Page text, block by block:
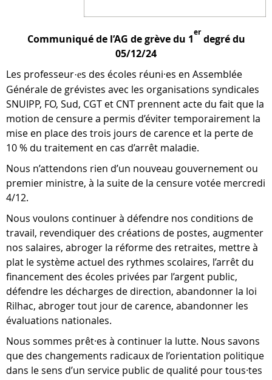
Communiqué de l’AG de grève du 1
er
degré du
05/12/24
Les professeur·es des écoles réuni·es en Assemblée
Générale de grévistes avec les organisations syndicales
SNUIPP, FO, Sud, CGT et CNT prennent acte du fait que la
motion de censure a permis d’éviter temporairement la
mise en place des trois jours de carence et la perte de
10 % du traitement en cas d’arrêt maladie.
Nous n’attendons rien d’un nouveau gouvernement ou
premier ministre, à la suite de la censure votée mercredi
4/12.
Nous voulons continuer à défendre nos conditions de
travail, revendiquer des créations de postes, augmenter
nos salaires, abroger la réforme des retraites, mettre à
plat le système actuel des rythmes scolaires, l’arrêt du
financement des écoles privées par l’argent public,
défendre les décharges de direction, abandonner la loi
Rilhac, abroger tout jour de carence, abandonner les
évaluations nationales.
Nous sommes prêt·es à continuer la lutte. Nous savons
que des changements radicaux de l’orientation politique
dans le sens d’un service public de qualité pour tous·tes